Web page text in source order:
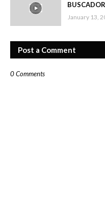
January 13,
Post a Comment
0 Comments